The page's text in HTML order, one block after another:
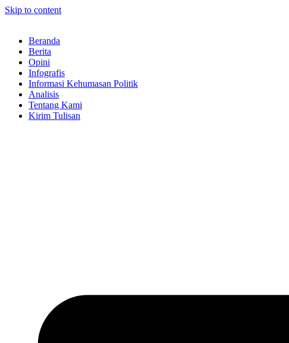
Skip to content
Beranda
Berita
Opini
Infografis
Informasi Kehumasan Politik
Analisis
Tentang Kami
Kirim Tulisan